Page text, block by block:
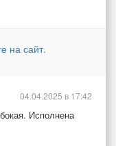
на сайт.
Исполнена
04.04.2025 в 17:42